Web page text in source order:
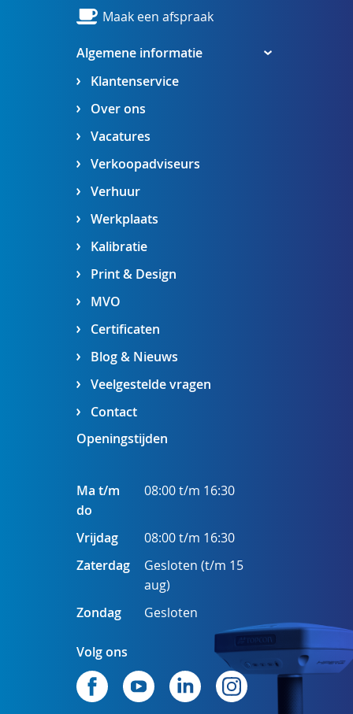
Algemene informatie
Klantenservice
Over ons
Vacatures
Verkoopadviseurs
Verhuur
Werkplaats
Kalibratie
Print & Design
MVO
Certificaten
Blog & Nieuws
Veelgestelde vragen
Contact
Maak een afspraak
Openingstijden
Ma t/m
do
08:00 t/m 16:30
Vrijdag
08:00 t/m 16:30
Zaterdag
Gesloten (t/m 15
aug)
Zondag
Gesloten
Volg ons